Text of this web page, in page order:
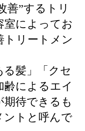
善”するトリ
室によってお
トリートメン
髪」「クセ
によるエイ
待できるも
ントと呼んで